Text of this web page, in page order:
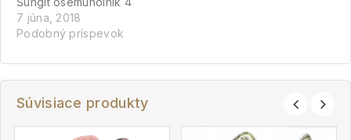
7 júna, 2018
Podobný príspevok
Súvisiace produkty